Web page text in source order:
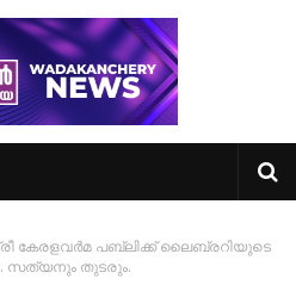
കേരളവർമ പബ്ലിക്ക് ലൈബ്രറിയുടെ
സത്യനും തുടരും.